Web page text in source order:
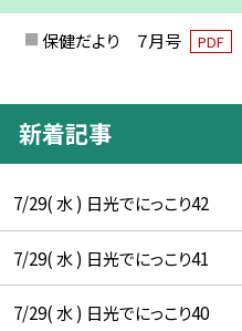
保健だより ７月号 PDF
新着記事
7/29( 水 ) 日光でにっこり42
7/29( 水 ) 日光でにっこり41
7/29( 水 ) 日光でにっこり40